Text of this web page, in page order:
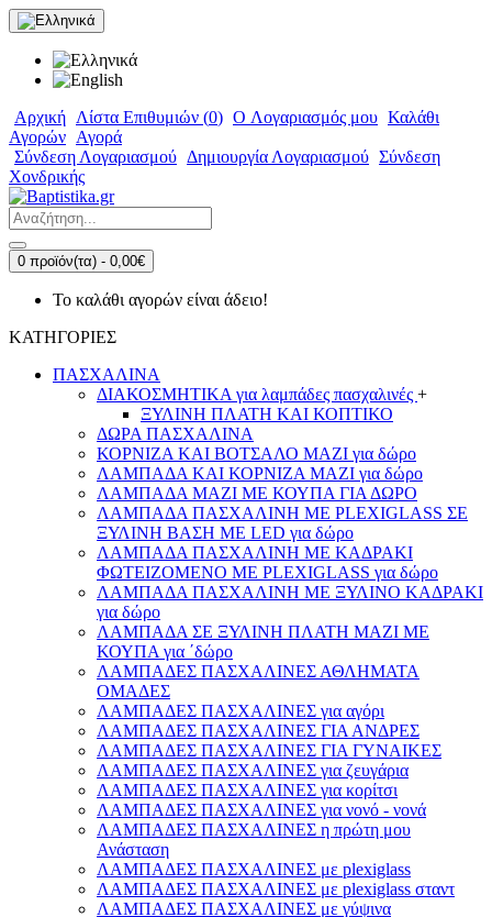
Αρχική Λίστα Επιθυμιών (0) O Λογαριασμός μου Καλάθι
Αγορών Αγορά
Σύνδεση Λογαριασμού Δημιουργία Λογαριασμού Σύνδεση
Χονδρικής
0 προϊόν(τα) - 0,00€
Το καλάθι αγορών είναι άδειο!
ΚΑΤΗΓΟΡΙΕΣ
ΠΑΣΧΑΛΙΝΑ
ΔΙΑΚΟΣΜΗΤΙΚΑ για λαμπάδες πασχαλινές +
ΞΥΛΙΝΗ ΠΛΑΤΗ ΚΑΙ ΚΟΠΤΙΚΟ
ΔΩΡΑ ΠΑΣΧΑΛΙΝΑ
ΚΟΡΝΙΖΑ ΚΑΙ ΒΟΤΣΑΛΟ ΜΑΖΙ για δώρο
ΛΑΜΠΑΔΑ ΚΑΙ ΚΟΡΝΙΖΑ ΜΑΖΙ για δώρο
ΛΑΜΠΑΔΑ ΜΑΖΙ ΜΕ ΚΟΥΠΑ ΓΙΑ ΔΩΡΟ
ΛΑΜΠΑΔΑ ΠΑΣΧΑΛΙΝΗ ΜΕ PLEXIGLASS ΣΕ
ΞΥΛΙΝΗ ΒΑΣΗ ΜΕ LED για δώρο
ΛΑΜΠΑΔΑ ΠΑΣΧΑΛΙΝΗ ΜΕ ΚΑΔΡΑΚΙ
ΦΩΤΕΙΖΟΜΕΝΟ ΜΕ PLEXIGLASS για δώρο
ΛΑΜΠΑΔΑ ΠΑΣΧΑΛΙΝΗ ΜΕ ΞΥΛΙΝΟ ΚΑΔΡΑΚΙ
για δώρο
ΛΑΜΠΑΔΑ ΣΕ ΞΥΛΙΝΗ ΠΛΑΤΗ ΜΑΖΙ ΜΕ
ΚΟΥΠΑ για ΄δώρο
ΛΑΜΠΑΔΕΣ ΠΑΣΧΑΛΙΝΕΣ ΑΘΛΗΜΑΤΑ
ΟΜΑΔΕΣ
ΛΑΜΠΑΔΕΣ ΠΑΣΧΑΛΙΝΕΣ για αγόρι
ΛΑΜΠΑΔΕΣ ΠΑΣΧΑΛΙΝΕΣ ΓΙΑ ΑΝΔΡΕΣ
ΛΑΜΠΑΔΕΣ ΠΑΣΧΑΛΙΝΕΣ ΓΙΑ ΓΥΝΑΙΚΕΣ
ΛΑΜΠΑΔΕΣ ΠΑΣΧΑΛΙΝΕΣ για ζευγάρια
ΛΑΜΠΑΔΕΣ ΠΑΣΧΑΛΙΝΕΣ για κορίτσι
ΛΑΜΠΑΔΕΣ ΠΑΣΧΑΛΙΝΕΣ για νονό - νονά
ΛΑΜΠΑΔΕΣ ΠΑΣΧΑΛΙΝΕΣ η πρώτη μου
Ανάσταση
ΛΑΜΠΑΔΕΣ ΠΑΣΧΑΛΙΝΕΣ με plexiglass
ΛΑΜΠΑΔΕΣ ΠΑΣΧΑΛΙΝΕΣ με plexiglass σταντ
ΛΑΜΠΑΔΕΣ ΠΑΣΧΑΛΙΝΕΣ με γύψινα